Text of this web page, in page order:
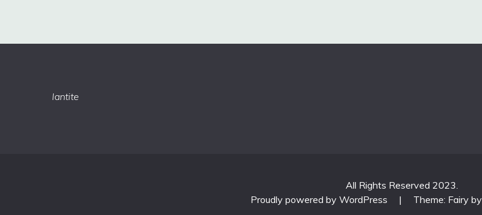
lantite
All Rights Reserved 2023.
Proudly powered by WordPress
| Theme: Fairy by